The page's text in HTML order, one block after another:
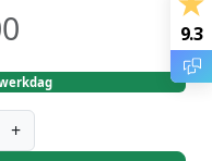
+
9.3